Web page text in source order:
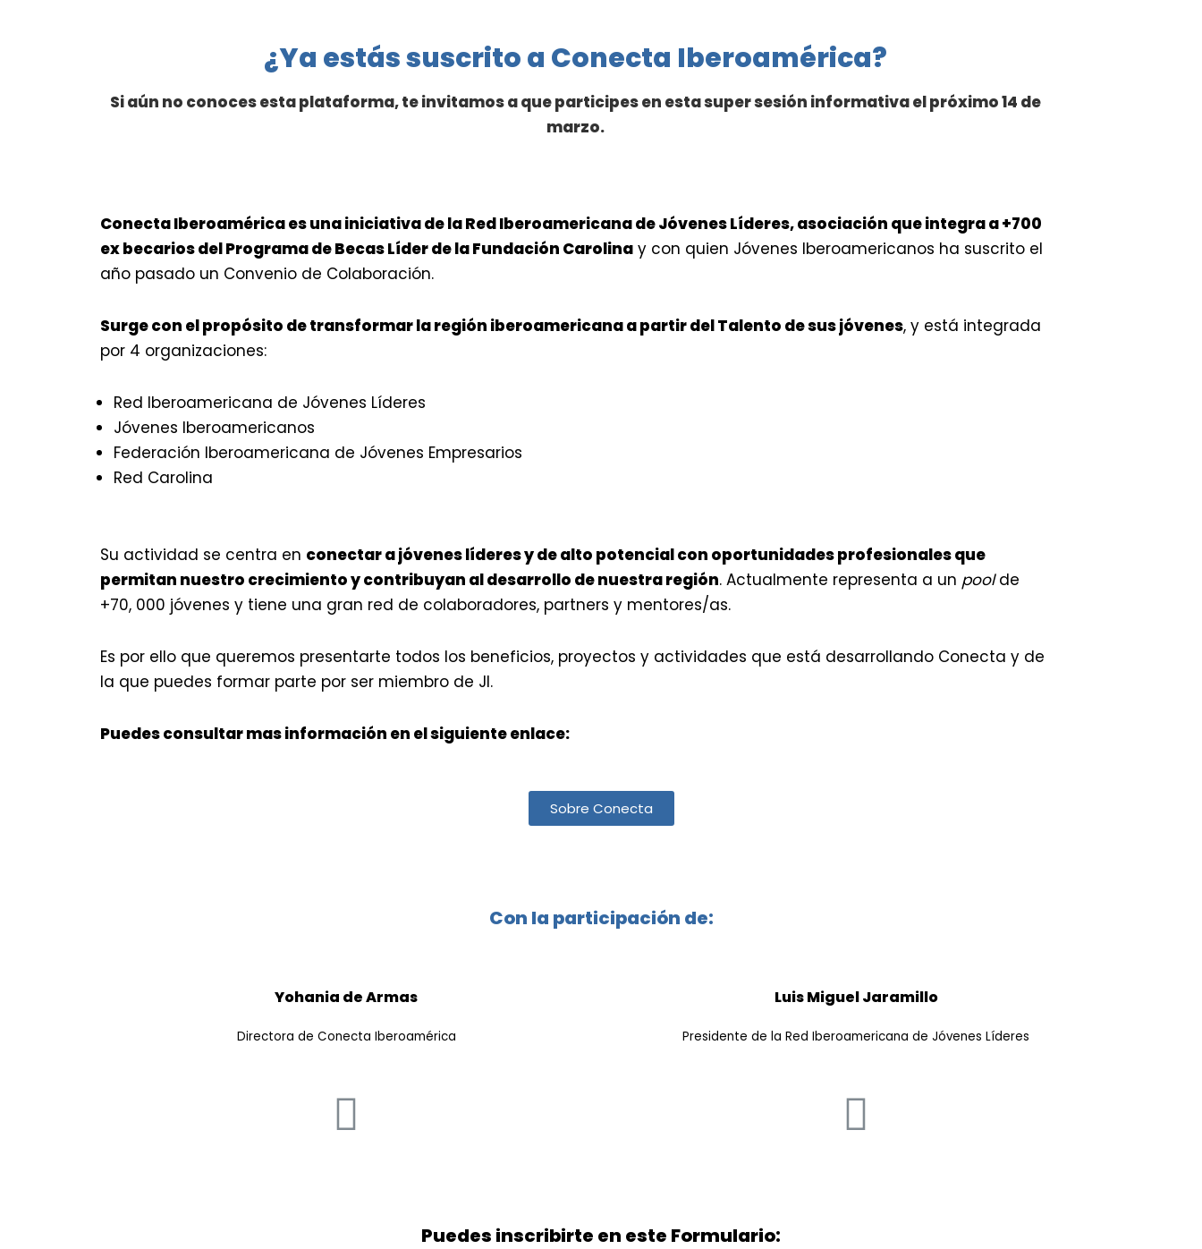
¿Ya estás suscrito a Conecta Iberoamérica?
Si aún no conoces esta plataforma, te invitamos a que participes en esta super sesión informativa el próximo 14 de
marzo.
Conecta Iberoamérica es una iniciativa de la Red Iberoamericana de Jóvenes Líderes, asociación que integra a +700
ex becarios del Programa de Becas Líder de la Fundación Carolina y con quien Jóvenes Iberoamericanos ha suscrito el
año pasado un Convenio de Colaboración.
Surge con el propósito de transformar la región iberoamericana a partir del Talento de sus jóvenes, y está integrada
por 4 organizaciones:
Red Iberoamericana de Jóvenes Líderes
Jóvenes Iberoamericanos
Federación Iberoamericana de Jóvenes Empresarios
Red Carolina
Su actividad se centra en conectar a jóvenes líderes y de alto potencial con oportunidades profesionales que
permitan nuestro crecimiento y contribuyan al desarrollo de nuestra región. Actualmente representa a un poolde
+70, 000 jóvenes y tiene una gran red de colaboradores, partners y mentores/as.
Es por ello que queremos presentarte todos los beneficios, proyectos y actividades que está desarrollando Conecta y de
la que puedes formar parte por ser miembro de JI.
Puedes consultar mas información en el siguiente enlace:
Sobre Conecta
Con la participación de:
Yohania de Armas
Directora de Conecta Iberoamérica
Luis Miguel Jaramillo
Presidente de la Red Iberoamericana de Jóvenes Líderes
Puedes inscribirte en este Formulario: